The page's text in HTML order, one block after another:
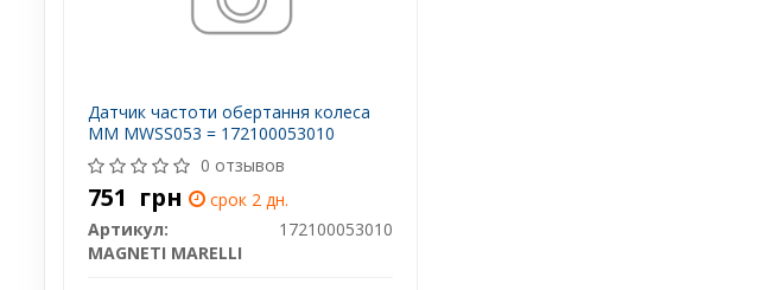
Датчик частоти обертання колеса
MM MWSS053 = 172100053010
0 отзывов
751 грн
срок 2 дн.
Артикул:
172100053010
MAGNETI MARELLI